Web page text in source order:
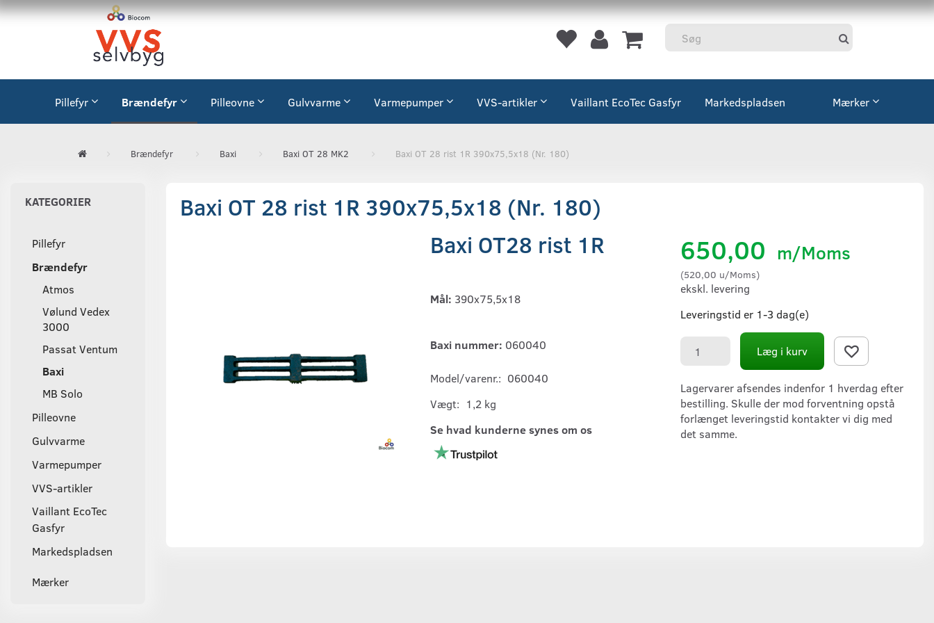
Pillefyr Brændefyr Pilleovne Gulvvarme Varmepumper VVS-artikler Vaillant EcoTec Gasfyr Markedspladsen Mærker
Brændefyr Baxi Baxi OT 28 MK2 Baxi OT 28 rist 1R 390x75,5x18 (Nr. 180)
KATEGORIER
Pillefyr
Brændefyr
Atmos
Vølund Vedex
3000
Passat Ventum
Baxi
MB Solo
Pilleovne
Gulvvarme
Varmepumper
VVS-artikler
Vaillant EcoTec
Gasfyr
Markedspladsen
Mærker
Baxi OT 28 rist 1R 390x75,5x18 (Nr. 180)
Baxi OT28 rist 1R
Mål: 390x75,5x18
Baxi nummer: 060040
Model/varenr.: 060040
Vægt: 1,2 kg
Se hvad kunderne synes om os
650,00 m/Moms
(520,00 u/Moms)
ekskl. levering
Leveringstid er 1-3 dag(e)
Læg i kurv
Lagervarer afsendes indenfor 1 hverdag efter
bestilling. Skulle der mod forventning opstå
forlænget leveringstid kontakter vi dig med
det samme.